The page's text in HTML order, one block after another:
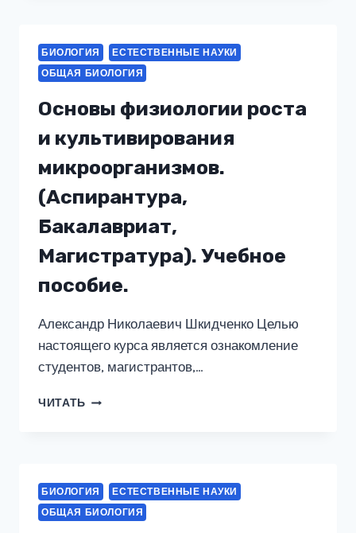
ENGLISH
FOR
BIOENGINEERS.
УЧЕБНОЕ
БИОЛОГИЯ
ЕСТЕСТВЕННЫЕ НАУКИ
ОБЩАЯ БИОЛОГИЯ
Основы физиологии роста
и культивирования
микроорганизмов.
(Аспирантура,
Бакалавриат,
Магистратура). Учебное
пособие.
Александр Николаевич Шкидченко Целью
настоящего курса является ознакомление
студентов, магистрантов,…
ЧИТАТЬ ОСНОВЫ
МИКРООРГАНИЗМОВ.
(АСПИРАНТУРА,
БАКАЛАВРИАТ,
БИОЛОГИЯ
ЕСТЕСТВЕННЫЕ НАУКИ
ОБЩАЯ БИОЛОГИЯ